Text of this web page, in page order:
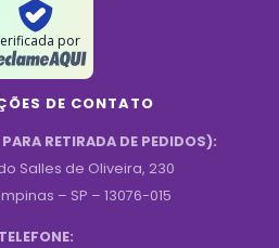
por
DE CONTATO
RETIRADA DE PEDIDOS):
Salles de Oliveira, 230
– SP – 13076-015
TELEFONE: